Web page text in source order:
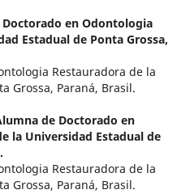
en Odontologia
Estadual de Ponta Grossa,
Restauradora de la
Grossa, Paraná, Brasil.
de Doctorado en
la Universidad Estadual de
Restauradora de la
Grossa, Paraná, Brasil.